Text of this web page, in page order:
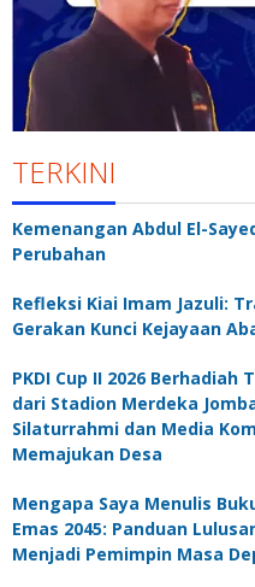
TERKINI
Kemenangan Abdul El-
Perubahan
Refleksi Kiai Imam Jazuli:
Gerakan Kunci Kejayaan
PKDI Cup II 2026 Berhadiah
dari Stadion Merdeka
Silaturrahmi dan Media
Memajukan Desa
Mengapa Saya Menulis
Emas 2045: Panduan
Menjadi Pemimpin Masa